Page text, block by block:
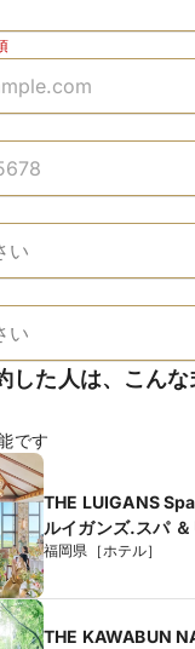
した人は、こん
です
THE LUIGANS
ルイガンズ.スパ ＆
福岡県［ホテル］
THE KAWABUN